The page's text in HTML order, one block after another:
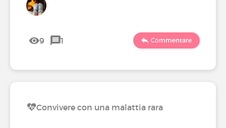
9 1 Commentare
Convivere con una malattia rara